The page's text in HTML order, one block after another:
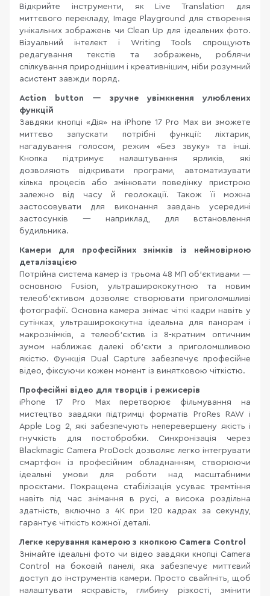
Відкрийте інструменти, як Live Translation для
миттєвого перекладу, Image Playground для створення
унікальних зображень чи Clean Up для ідеальних фото.
Візуальний інтелект і Writing Tools спрощують
редагування текстів та зображень, роблячи
спілкування природнішим і креативнішим, ніби розумний
асистент завжди поряд.
Action button — зручне увімкнення улюблених
функцій
Завдяки кнопці «Дія» на iPhone 17 Pro Max ви зможете
миттєво запускати потрібні функції: ліхтарик,
нагадування голосом, режим «Без звуку» та інші.
Кнопка підтримує налаштування ярликів, які
дозволяють відкривати програми, автоматизувати
кілька процесів або змінювати поведінку пристрою
залежно від часу й геолокації. Також її можна
застосовувати для виконання завдань усередині
застосунків — наприклад, для встановлення
будильника.
Камери для професійних знімків із неймовірною
деталізацією
Потрійна система камер із трьома 48 МП об’єктивами —
основною Fusion, ультраширококутною та новим
телеоб’єктивом дозволяє створювати приголомшливі
фотографії. Основна камера знімає чіткі кадри навіть у
сутінках, ультраширококутна ідеальна для панорам і
макрознімків, а телеоб’єктив із 8-кратним оптичним
зумом наближає далекі об’єкти з приголомшливою
якістю. Функція Dual Capture забезпечує професійне
відео, фіксуючи кожен момент із винятковою чіткістю.
Професійні відео для творців і режисерів
iPhone 17 Pro Max перетворює фільмування на
мистецтво завдяки підтримці форматів ProRes RAW і
Apple Log 2, які забезпечують неперевершену якість і
гнучкість для постобробки. Синхронізація через
Blackmagic Camera ProDock дозволяє легко інтегрувати
смартфон із професійним обладнанням, створюючи
ідеальні умови для роботи над масштабними
проєктами. Покращена стабілізація усуває тремтіння
навіть під час знімання в русі, а висока роздільна
здатність, включно з 4K при 120 кадрах за секунду,
гарантує чіткість кожної деталі.
Легке керування камерою з кнопкою Camera Control
Знімайте ідеальні фото чи відео завдяки кнопці Camera
Control на боковій панелі, яка забезпечує миттєвий
доступ до інструментів камери. Просто свайпніть, щоб
налаштувати яскравість, глибину різкості, змінити